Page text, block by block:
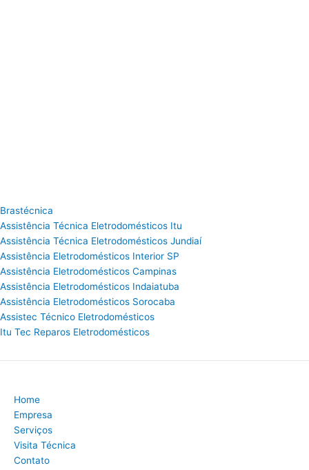
Brastécnica
Assistência Técnica Eletrodomésticos Itu
Assistência Técnica Eletrodomésticos Jundiaí
Assistência Eletrodomésticos Interior SP
Assistência Eletrodomésticos Campinas
Assistência Eletrodomésticos Indaiatuba
Assistência Eletrodomésticos Sorocaba
Assistec Técnico Eletrodomésticos
Itu Tec Reparos Eletrodomésticos
Home
Empresa
Serviços
Visita Técnica
Contato